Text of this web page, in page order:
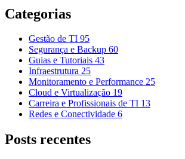
Categorias
Gestão de TI 95
Segurança e Backup 60
Guias e Tutoriais 43
Infraestrutura 25
Monitoramento e Performance 25
Cloud e Virtualização 19
Carreira e Profissionais de TI 13
Redes e Conectividade 6
Posts recentes